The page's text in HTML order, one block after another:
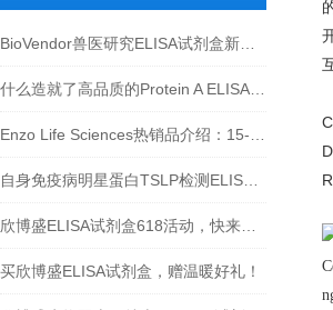
买欣博盛ELISA试剂盒，赠温暖好礼！